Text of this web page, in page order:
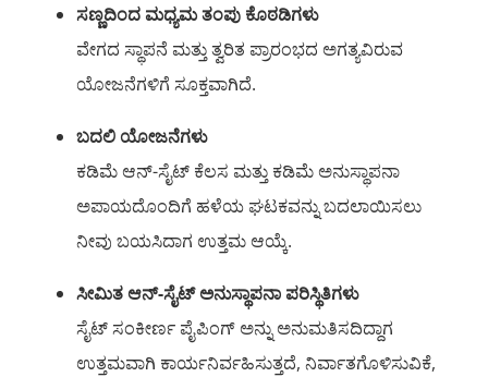
ಸಣ್ಣದಿಂದ ಮಧ್ಯಮ ತಂಪು ಕೊಠಡಿಗಳು
ವೇಗದ ಸ್ಥಾಪನೆ ಮತ್ತು ತ್ವರಿತ ಪ್ರಾರಂಭದ ಅಗತ್ಯವಿರುವ
ಯೋಜನೆಗಳಿಗೆ ಸೂಕ್ತವಾಗಿದೆ.
ಬದಲಿ ಯೋಜನೆಗಳು
ಕಡಿಮೆ ಆನ್-ಸೈಟ್ ಕೆಲಸ ಮತ್ತು ಕಡಿಮೆ ಅನುಸ್ಥಾಪನಾ
ಅಪಾಯದೊಂದಿಗೆ ಹಳೆಯ ಘಟಕವನ್ನು ಬದಲಾಯಿಸಲು
ನೀವು ಬಯಸಿದಾಗ ಉತ್ತಮ ಆಯ್ಕೆ.
ಸೀಮಿತ ಆನ್-ಸೈಟ್ ಅನುಸ್ಥಾಪನಾ ಪರಿಸ್ಥಿತಿಗಳು
ಸೈಟ್ ಸಂಕೀರ್ಣ ಪೈಪಿಂಗ್ ಅನ್ನು ಅನುಮತಿಸದಿದ್ದಾಗ
ಉತ್ತಮವಾಗಿ ಕಾರ್ಯನಿರ್ವಹಿಸುತ್ತದೆ, ನಿರ್ವಾತಗೊಳಿಸುವಿಕೆ,